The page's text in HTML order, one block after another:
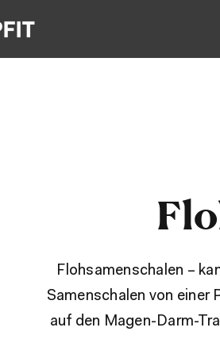
Flohsamenschalen –
Samenschalen von einer
auf den Magen-Darm-